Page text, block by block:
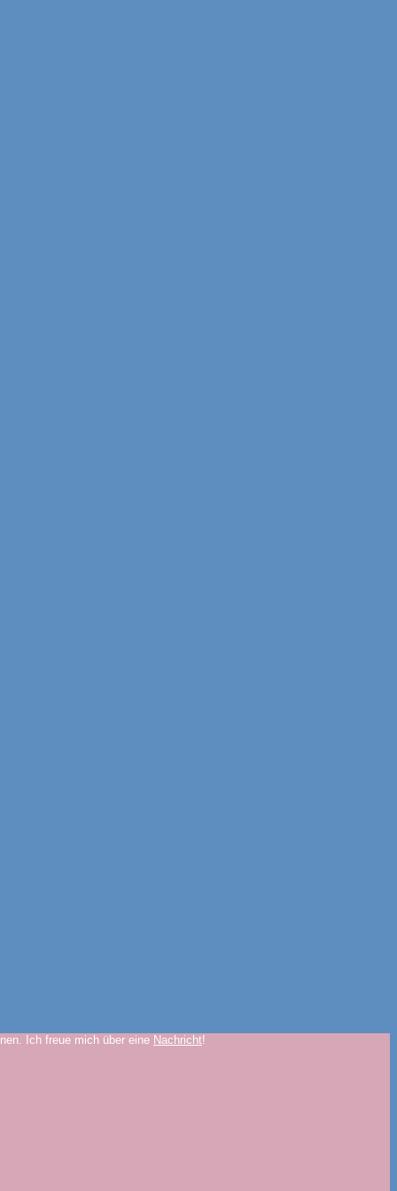
Ich freue mich über eine Nachricht!